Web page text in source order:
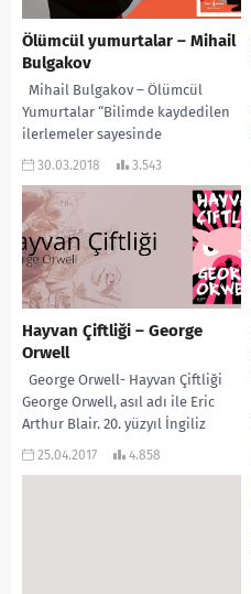
Ölümcül yumurtalar – Mihail
Bulgakov
Mihail Bulgakov – Ölümcül
Yumurtalar “Bilimde kaydedilen
ilerlemeler sayesinde
düşmanlarla rakipleri geride
Stalin döneminin yol gösterici
ilkesi...
30.03.2018 3.543
Hayvan Çiftliği – George
Orwell
George Orwell- Hayvan Çiftliği
George Orwell, asıl adı ile Eric
Arthur Blair. 20. yüzyıl İngiliz
edebiyatının önde gelen
25.04.2017 4.858